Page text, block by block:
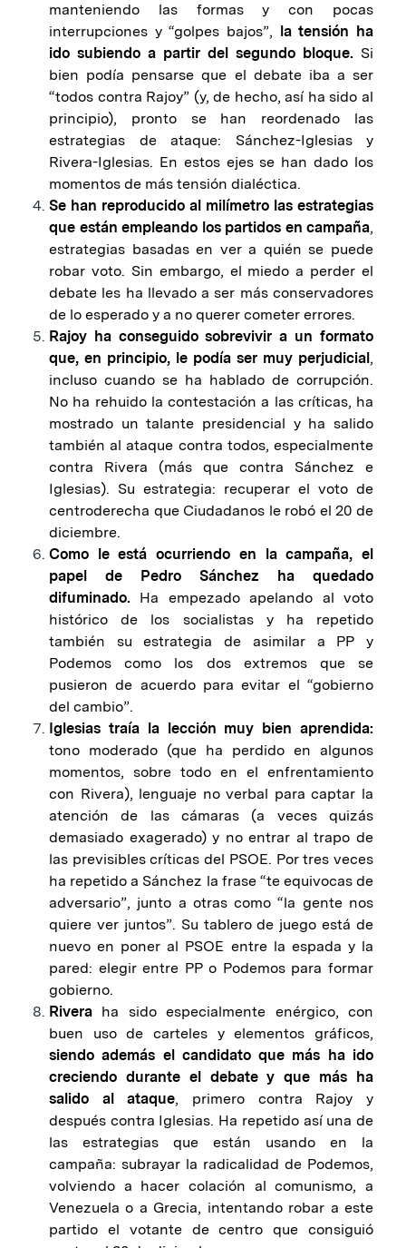
manteniendo las formas y con pocas
interrupciones y “golpes bajos”, la tensión ha
ido subiendo a partir del segundo bloque. Si
bien podía pensarse que el debate iba a ser
“todos contra Rajoy” (y, de hecho, así ha sido al
principio), pronto se han reordenado las
estrategias de ataque: Sánchez-Iglesias y
Rivera-Iglesias. En estos ejes se han dado los
momentos de más tensión dialéctica.
Se han reproducido al milímetro las estrategias
que están empleando los partidos en campaña,
estrategias basadas en ver a quién se puede
robar voto. Sin embargo, el miedo a perder el
debate les ha llevado a ser más conservadores
de lo esperado y a no querer cometer errores.
Rajoy ha conseguido sobrevivir a un formato
que, en principio, le podía ser muy perjudicial,
incluso cuando se ha hablado de corrupción.
No ha rehuido la contestación a las críticas, ha
mostrado un talante presidencial y ha salido
también al ataque contra todos, especialmente
contra Rivera (más que contra Sánchez e
Iglesias). Su estrategia: recuperar el voto de
centroderecha que Ciudadanos le robó el 20 de
diciembre.
Como le está ocurriendo en la campaña, el
papel de Pedro Sánchez ha quedado
difuminado. Ha empezado apelando al voto
histórico de los socialistas y ha repetido
también su estrategia de asimilar a PP y
Podemos como los dos extremos que se
pusieron de acuerdo para evitar el “gobierno
del cambio”.
Iglesias traía la lección muy bien aprendida:
tono moderado (que ha perdido en algunos
momentos, sobre todo en el enfrentamiento
con Rivera), lenguaje no verbal para captar la
atención de las cámaras (a veces quizás
demasiado exagerado) y no entrar al trapo de
las previsibles críticas del PSOE. Por tres veces
ha repetido a Sánchez la frase “te equivocas de
adversario”, junto a otras como “la gente nos
quiere ver juntos”. Su tablero de juego está de
nuevo en poner al PSOE entre la espada y la
pared: elegir entre PP o Podemos para formar
gobierno.
Rivera ha sido especialmente enérgico, con
buen uso de carteles y elementos gráficos,
siendo además el candidato que más ha ido
creciendo durante el debate y que más ha
salido al ataque, primero contra Rajoy y
después contra Iglesias. Ha repetido así una de
las estrategias que están usando en la
campaña: subrayar la radicalidad de Podemos,
volviendo a hacer colación al comunismo, a
Venezuela o a Grecia, intentando robar a este
partido el votante de centro que consiguió